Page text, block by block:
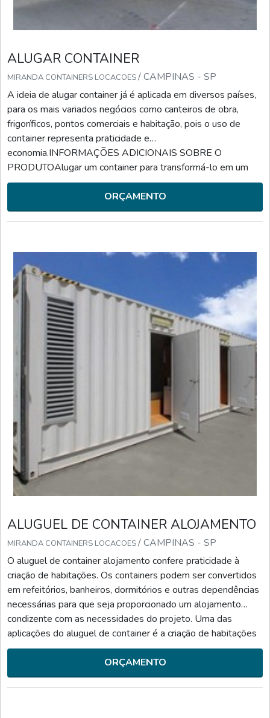
ALUGAR CONTAINER
MIRANDA CONTAINERS LOCACOES/ CAMPINAS - SP
A ideia de alugar container já é aplicada em diversos países,
para os mais variados negócios como canteiros de obra,
frigoríficos, pontos comerciais e habitação, pois o uso de
container representa praticidade e
economia.INFORMAÇÕES ADICIONAIS SOBRE O
PRODUTOAlugar um container para transformá-lo em um
espaço comercial ou até em residência é sinônimo de
economia de espaço e tempo, praticidade (inclusive se
quando for necessário removê-lo) e de redução de custos
com construções e mão de obra. Um c
ORÇAMENTO
ALUGUEL DE CONTAINER ALOJAMENTO
MIRANDA CONTAINERS LOCACOES/ CAMPINAS - SP
O aluguel de container alojamento confere praticidade à
criação de habitações. Os containers podem ser convertidos
em refeitórios, banheiros, dormitórios e outras dependências
necessárias para que seja proporcionado um alojamento
condizente com as necessidades do projeto. Uma das
aplicações do aluguel de container é a criação de habitações
temporárias para abrigar profissionais em canteiros de
obras.Graças ao aluguel de container, é possível contribuir
para obras com as seguintes características
ORÇAMENTO